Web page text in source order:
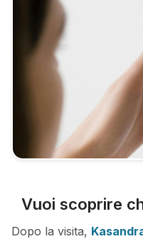
Vuoi scoprire
Dopo la visita,